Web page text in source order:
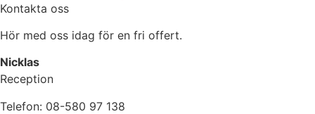
Kontakta oss
Hör med oss idag för en fri offert.
Nicklas
Reception
Telefon: 08-580 97 138